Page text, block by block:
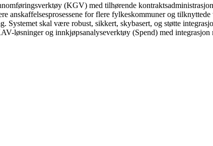
(KGV) med tilhørende
anskaffelsesprosessene for flere fylkeskommuner og
Systemet skal være robust, sikkert, skybasert, og støtte
løsninger og innkjøpsanalyseverktøy (Spend) med integrasjon